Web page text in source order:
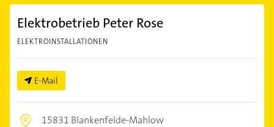
Elektrobetrieb Peter Rose
ELEKTROINSTALLATIONEN
E-Mail
15831 Blankenfelde-Mahlow